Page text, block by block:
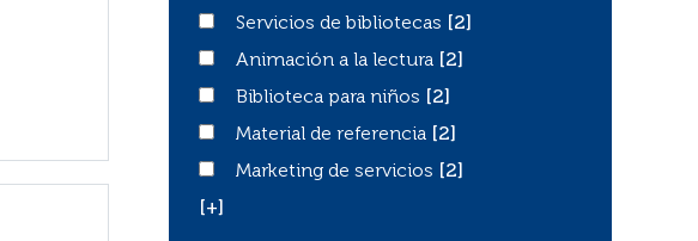
Servicios de bibliotecas
Servicios de bibliotecas
[2]
Animación a la lectura
Animación a la lectura
[2]
Biblioteca para niños
Biblioteca para niños
[2]
Material de referencia
Material de referencia
[2]
Marketing de servicios
Marketing de servicios
[2]
[+]